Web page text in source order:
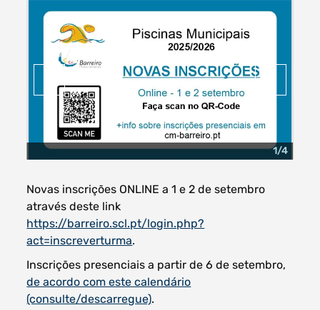
Filtro dos anos
Filtros dos meses
data
1/4
Novas inscrições ONLINE a 1 e 2 de setembro
através deste link
https://barreiro.scl.pt/login.php?
act=inscreverturma.
Inscrições presenciais a partir de 6 de setembro,
de acordo com este calendário
(consulte/descarregue).